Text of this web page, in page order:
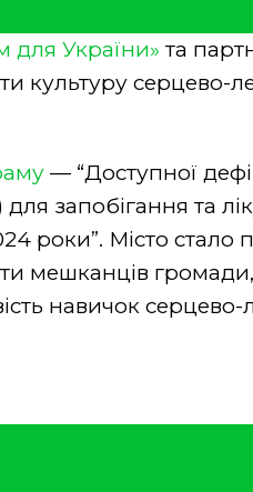
для України» та
серцево-
— “Доступної
запобігання та
роки”. Місто стало
мешканців
навичок серцево-